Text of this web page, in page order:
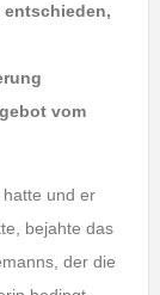
entschieden,
vom
hatte und er
bejahte das
der die